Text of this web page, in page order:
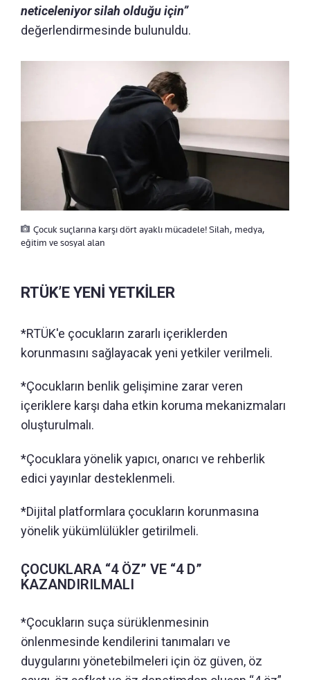
neticeleniyor silah olduğu için”
değerlendirmesinde bulunuldu.
Çocuk suçlarına karşı dört ayaklı mücadele! Silah, medya,
eğitim ve sosyal alan
RTÜK’E YENİ YETKİLER
*RTÜK'e çocukların zararlı içeriklerden
korunmasını sağlayacak yeni yetkiler verilmeli.
*Çocukların benlik gelişimine zarar veren
içeriklere karşı daha etkin koruma mekanizmaları
oluşturulmalı.
*Çocuklara yönelik yapıcı, onarıcı ve rehberlik
edici yayınlar desteklenmeli.
*Dijital platformlara çocukların korunmasına
yönelik yükümlülükler getirilmeli.
ÇOCUKLARA “4 ÖZ” VE “4 D”
KAZANDIRILMALI
*Çocukların suça sürüklenmesinin
önlenmesinde kendilerini tanımaları ve
duygularını yönetebilmeleri için öz güven, öz